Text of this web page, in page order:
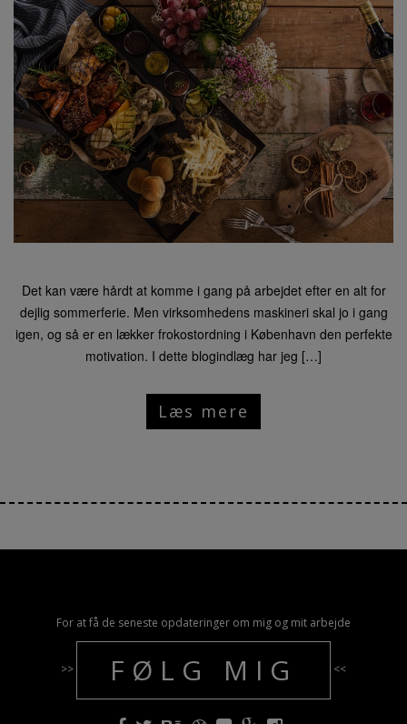
Det kan være hårdt at komme i gang på arbejdet efter en alt for
dejlig sommerferie. Men virksomhedens maskineri skal jo i gang
igen, og så er en lækker frokostordning i København den perfekte
motivation. I dette blogindlæg har jeg […]
Læs mere
For at få de seneste opdateringer om mig og mit arbejde
>> FØLG MIG <<